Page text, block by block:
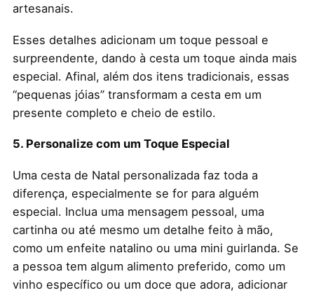
artesanais.
Esses detalhes adicionam um toque pessoal e
surpreendente, dando à cesta um toque ainda mais
especial. Afinal, além dos itens tradicionais, essas
“pequenas jóias” transformam a cesta em um
presente completo e cheio de estilo.
5. Personalize com um Toque Especial
Uma cesta de Natal personalizada faz toda a
diferença, especialmente se for para alguém
especial. Inclua uma mensagem pessoal, uma
cartinha ou até mesmo um detalhe feito à mão,
como um enfeite natalino ou uma mini guirlanda. Se
a pessoa tem algum alimento preferido, como um
vinho específico ou um doce que adora, adicionar